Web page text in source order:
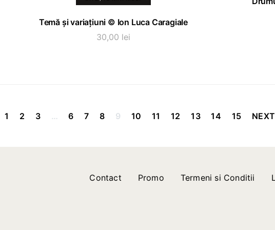
Temă și variațiuni © Ion Luca Caragiale
30,00 lei
Paginație
1 2 3 … 6 7 8 9 10 11 12 13 14 15 NEXT
Contact Promo Termeni si Conditii